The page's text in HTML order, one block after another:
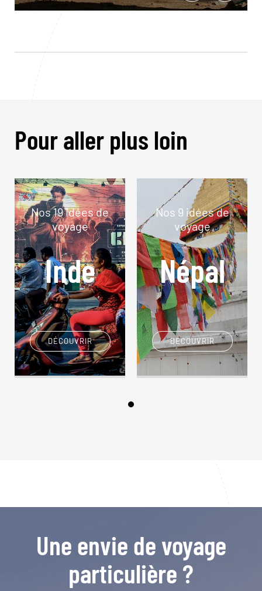
Pour aller plus loin
Nos 19 idées de
voyage
Inde
DÉCOUVRIR
Nos 9 idées de
voyage
Népal
DÉCOUVRIR
Une envie de voyage
particulière ?